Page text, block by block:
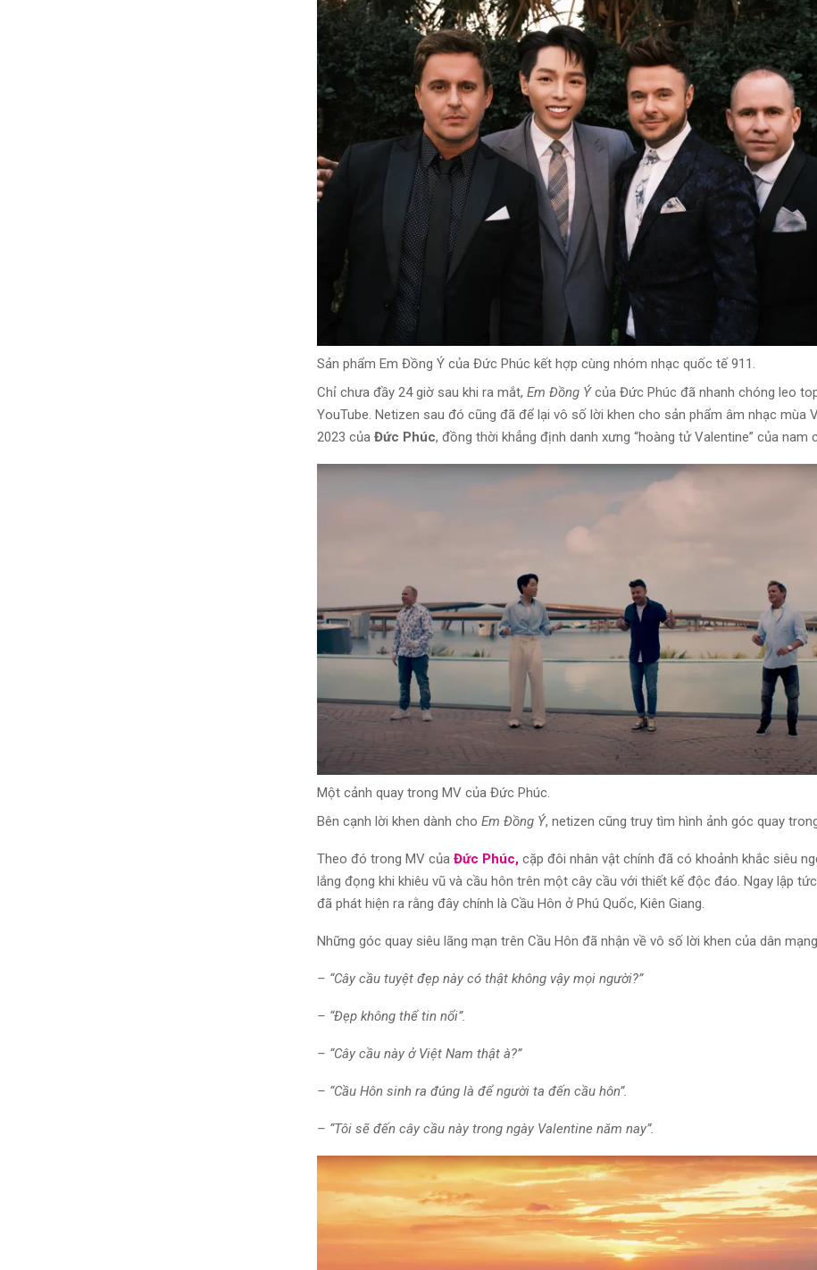
Sản phẩm Em Đồng Ý của Đức Phúc kết hợp cùng nhóm nhạc quốc tế 911.
Chỉ chưa đầy 24 giờ sau khi ra mắt, Em Đồng Ýcủa Đức Phúc đã nhanh chóng leo
YouTube. Netizen sau đó cũng đã để lại vô số lời khen cho sản phẩm âm nhạc mùa
2023 của Đức Phúc, đồng thời khẳng định danh xưng “hoàng tử Valentine” của nam
Một cảnh quay trong MV của Đức Phúc.
Bên cạnh lời khen dành cho Em Đồng Ý, netizen cũng truy tìm hình ảnh góc quay
Theo đó trong MV của Đức Phúc, cặp đôi nhân vật chính đã có khoảnh khắc siêu
lắng đọng khi khiêu vũ và cầu hôn trên một cây cầu với thiết kế độc đáo. Ngay lập
đã phát hiện ra rằng đây chính là Cầu Hôn ở Phú Quốc, Kiên Giang.
Những góc quay siêu lãng mạn trên Cầu Hôn đã nhận về vô số lời khen của dân
– “Cây cầu tuyệt đẹp này có thật không vậy mọi người?”
– “Đẹp không thể tin nổi”.
– “Cây cầu này ở Việt Nam thật à?”
– “Cầu Hôn sinh ra đúng là để người ta đến cầu hôn”.
– “Tôi sẽ đến cây cầu này trong ngày Valentine năm nay”.